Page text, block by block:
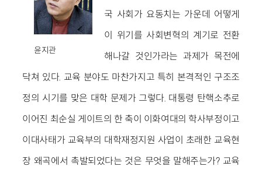
윤지관
국 사회가 요동치는 가운데 어떻게
이 위기를 사회변혁의 계기로 전환
해나갈 것인가라는 과제가 목전에
닥쳐 있다. 교육 분야도 마찬가지고 특히 본격적인 구조조
정의 시기를 맞은 대학 문제가 그렇다. 대통령 탄핵소추로
이어진 최순실 게이트의 한 축이 이화여대의 학사부정이고
이대사태가 교육부의 대학재정지원 사업이 초래한 교육현
장 왜곡에서 촉발되었다는 것은 무엇을 말해주는가? 교육